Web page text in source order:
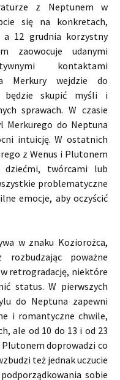
z Neptunem w
się na konkretach,
a 12 grudnia korzystny
zaowocuje udanymi
kontaktami
Merkury wejdzie do
będzie skupić myśli i
sprawach. W czasie
Merkurego do Neptuna
intuicję. W ostatnich
z Wenus i Plutonem
dziećmi, twórcami lub
problematyczne
emocje, aby oczyścić
w znaku Koziorożca,
rozbudzając poważne
retrogradację, niektóre
status. W pierwszych
do Neptuna zapewni
i romantyczne chwile,
ale od 10 do 13 i od 23
doprowadzi co
też jednak uczucie
sobie